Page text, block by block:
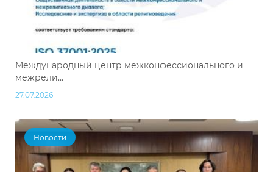
Международный центр межконфессионального и
межрели...
27.07.2026
Новости